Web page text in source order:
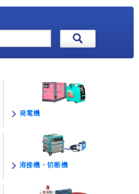
発電機
溶接機・切断機